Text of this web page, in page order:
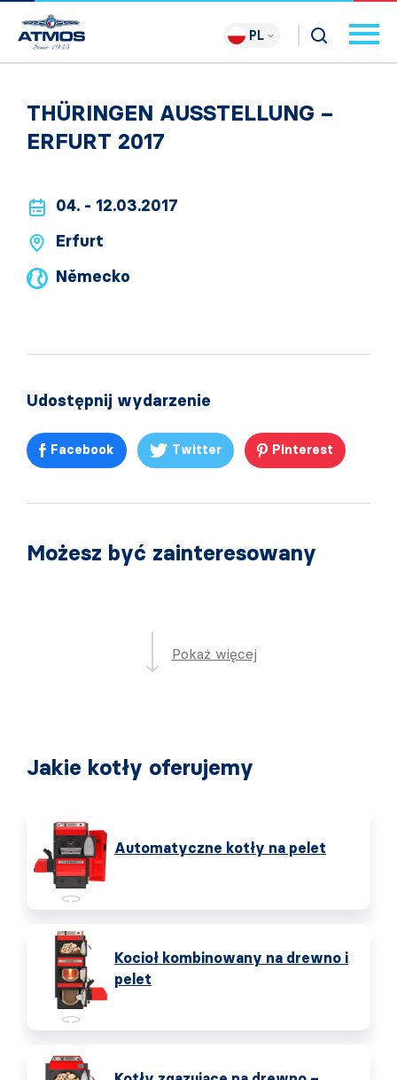
PL
THÜRINGEN AUSSTELLUNG –
ERFURT 2017
04. - 12.03.2017
Erfurt
Německo
Udostępnij wydarzenie
Facebook Twitter Pinterest
Możesz być zainteresowany
Pokaż więcej
Jakie kotły oferujemy
Automatyczne kotły na pelet
Kocioł kombinowany na drewno i
pelet